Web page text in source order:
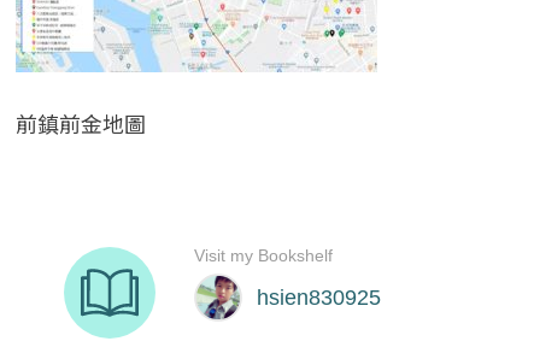
前鎮前金地圖